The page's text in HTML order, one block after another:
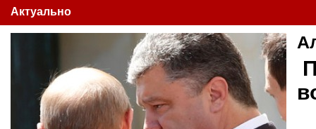
Актуально